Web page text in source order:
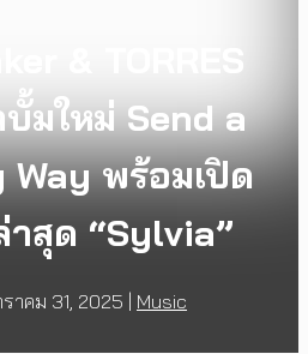
& TORRES
มใหม่ Send a
Way พร้อมเปิด
าสุด “Sylvia”
าคม 31, 2025 | Music